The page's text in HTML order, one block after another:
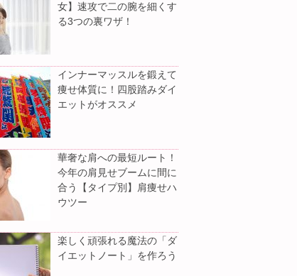
女】速攻で二の腕を細くす
る3つの裏ワザ！
インナーマッスルを鍛えて
痩せ体質に！四股踏みダイ
エットがオススメ
華奢な肩への最短ルート！
今年の肩見せブームに間に
合う【タイプ別】肩痩せハ
ウツー
楽しく頑張れる魔法の「ダ
イエットノート」を作ろう